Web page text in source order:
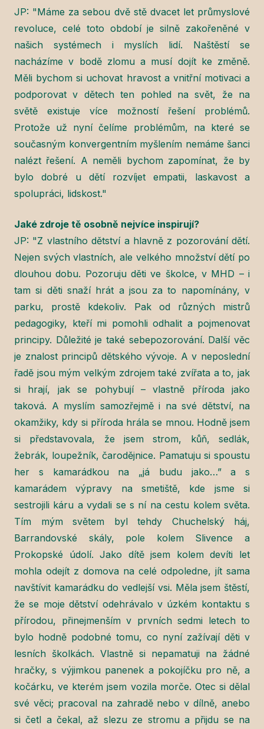
JP: "Máme za sebou dvě stě dvacet let průmyslové
revoluce, celé toto období je silně zakořeněné v
našich systémech i myslích lidí. Naštěstí se
nacházíme v bodě zlomu a musí dojít ke změně.
Měli bychom si uchovat hravost a vnitřní motivaci a
podporovat v dětech ten pohled na svět, že na
světě existuje více možností řešení problémů.
Protože už nyní čelíme problémům, na které se
současným konvergentním myšlením nemáme šanci
nalézt řešení. A neměli bychom zapomínat, že by
bylo dobré u dětí rozvíjet empatii, laskavost a
spolupráci, lidskost."
Jaké zdroje tě osobně nejvíce inspirují?
JP: "Z vlastního dětství a hlavně z pozorování dětí.
Nejen svých vlastních, ale velkého množství dětí po
dlouhou dobu. Pozoruju děti ve školce, v MHD – i
tam si děti snaží hrát a jsou za to napomínány, v
parku, prostě kdekoliv. Pak od různých mistrů
pedagogiky, kteří mi pomohli odhalit a pojmenovat
principy. Důležité je také sebepozorování. Další věc
je znalost principů dětského vývoje. A v neposlední
řadě jsou mým velkým zdrojem také zvířata a to, jak
si hrají, jak se pohybují – vlastně příroda jako
taková. A myslím samozřejmě i na své dětství, na
okamžiky, kdy si příroda hrála se mnou. Hodně jsem
si představovala, že jsem strom, kůň, sedlák,
žebrák, loupežník, čarodějnice. Pamatuju si spoustu
her s kamarádkou na „já budu jako…” a s
kamarádem výpravy na smetiště, kde jsme si
sestrojili káru a vydali se s ní na cestu kolem světa.
Tím mým světem byl tehdy Chuchelský háj,
Barrandovské skály, pole kolem Slivence a
Prokopské údolí. Jako dítě jsem kolem devíti let
mohla odejít z domova na celé odpoledne, jít sama
navštívit kamarádku do vedlejší vsi. Měla jsem štěstí,
že se moje dětství odehrávalo v úzkém kontaktu s
přírodou, přinejmenším v prvních sedmi letech to
bylo hodně podobné tomu, co nyní zažívají děti v
lesních školkách. Vlastně si nepamatuji na žádné
hračky, s výjimkou panenek a pokojíčku pro ně, a
kočárku, ve kterém jsem vozila morče. Otec si dělal
své věci; pracoval na zahradě nebo v dílně, anebo
si četl a čekal, až slezu ze stromu a přijdu se na